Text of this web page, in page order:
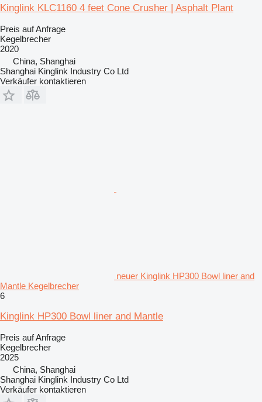
Kinglink KLC1160 4 feet Cone Crusher | Asphalt Plant
Preis auf Anfrage
Kegelbrecher
2020
China, Shanghai
Shanghai Kinglink Industry Co Ltd
Verkäufer kontaktieren
neuer Kinglink HP300 Bowl liner and
Mantle Kegelbrecher
6
Kinglink HP300 Bowl liner and Mantle
Preis auf Anfrage
Kegelbrecher
2025
China, Shanghai
Shanghai Kinglink Industry Co Ltd
Verkäufer kontaktieren